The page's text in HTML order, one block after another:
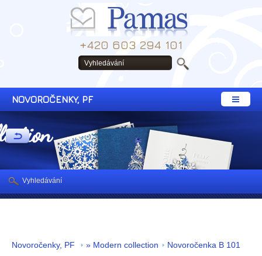
+420 603 294 101
NOVOROČENKY, PF
Novoročenky, PF » Modern collection Novoročenka B 101
Vyhledávání